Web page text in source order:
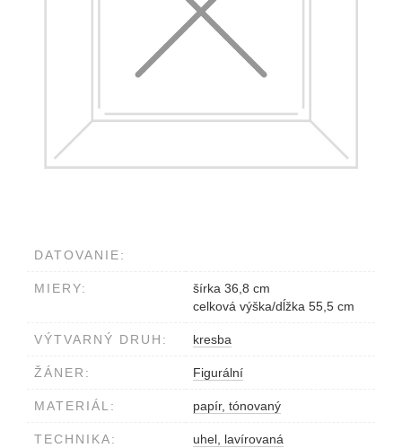
DATOVANIE:
MIERY:
šírka 36,8 cm
celková výška/dĺžka 55,5 cm
VÝTVARNÝ DRUH: kresba
ŽÁNER: Figurální
MATERIÁL: papír, tónovaný
TECHNIKA: uhel, lavírovaná